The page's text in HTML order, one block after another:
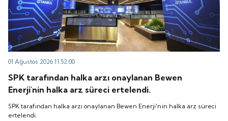
01 Ağustos 2026 11:52:00
SPK tarafından halka arzı onaylanan Bewen
Enerji'nin halka arz süreci ertelendi.
SPK tarafından halka arzı onaylanan Bewen Enerji'nin halka arz süreci
ertelendi.